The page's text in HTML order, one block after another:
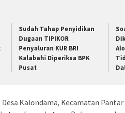
Sudah Tahap Penyidikan
Dugaan TIPIKOR
Penyaluran KUR BRI
Kalabahi Diperiksa BPK
Pusat
Kalondama, Kecamatan